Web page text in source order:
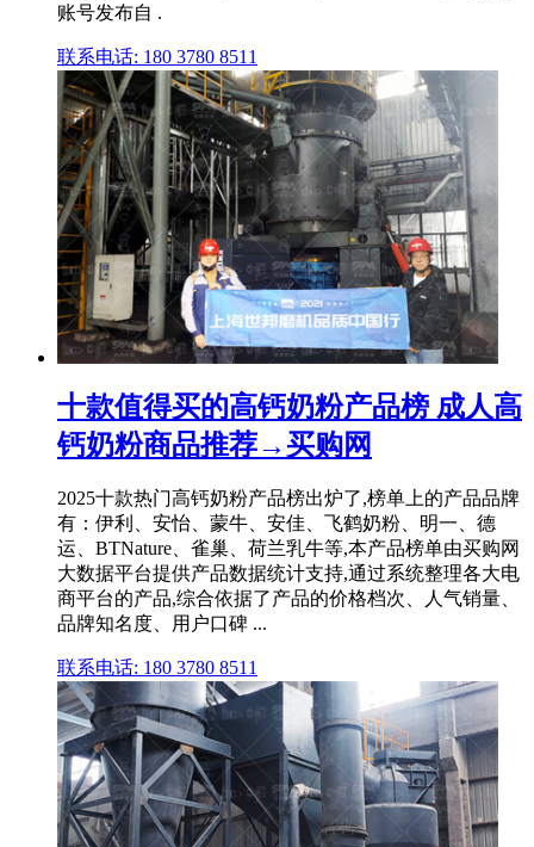
账号发布自 .
联系电话: 180 3780 8511
十款值得买的高钙奶粉产品榜 成人高
钙奶粉商品推荐→买购网
2025十款热门高钙奶粉产品榜出炉了,榜单上的产品品牌
有：伊利、安怡、蒙牛、安佳、飞鹤奶粉、明一、德
运、BTNature、雀巢、荷兰乳牛等,本产品榜单由买购网
大数据平台提供产品数据统计支持,通过系统整理各大电
商平台的产品,综合依据了产品的价格档次、人气销量、
品牌知名度、用户口碑 ...
联系电话: 180 3780 8511